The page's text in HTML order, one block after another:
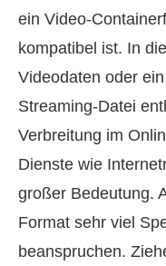
ein Video-
kompatibel ist. In
Videodaten oder
Streaming-Datei
Verbreitung im
Dienste wie
großer Bedeutung.
Format sehr viel
beanspruchen.